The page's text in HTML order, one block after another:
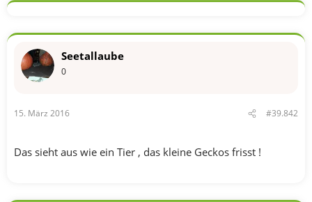
Seetallaube
0
15. März 2016 #39.842
Das sieht aus wie ein Tier , das kleine Geckos frisst !